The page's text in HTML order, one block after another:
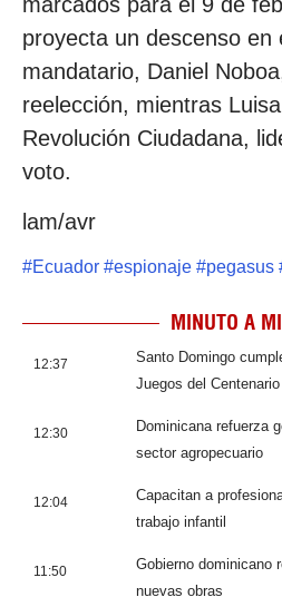
marcados para el 9 de
proyecta un descenso en
mandatario, Daniel
reelección, mientras
Revolución Ciudadana,
voto.
lam/avr
#Ecuador #espionaje #pegasus
MINUTO A
12:37
Santo Domingo
Juegos del Centenario
12:30
Dominicana refuerza
sector agropecuario
12:04
Capacitan a
trabajo infantil
11:50
Gobierno dominicano
nuevas obras